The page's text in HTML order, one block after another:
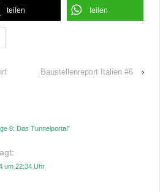
teilen teilen
Baustellenreport Italien #6 ›
8: Das Tunnelportal”
um 22:34 Uhr